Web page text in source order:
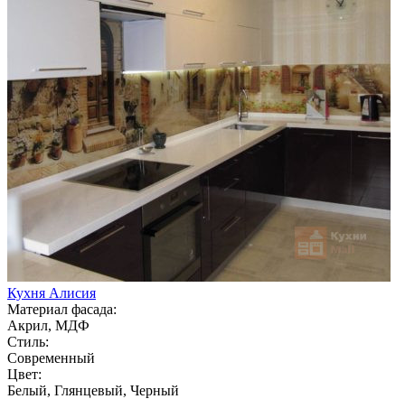
Кухня Алисия
Материал фасада:
Акрил, МДФ
Стиль:
Современный
Цвет:
Белый, Глянцевый, Черный